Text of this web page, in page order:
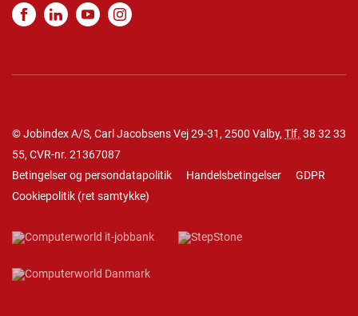
© Jobindex A/S, Carl Jacobsens Vej 29-31, 2500 Valby, Tlf. 38 32 33
55, CVR-nr. 21367087
Betingelser og persondatapolitik
Handelsbetingelser
GDPR
Cookiepolitik (ret samtykke)